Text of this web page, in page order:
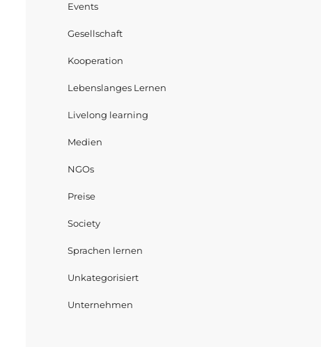
Events
Gesellschaft
Kooperation
Lebenslanges Lernen
Livelong learning
Medien
NGOs
Preise
Society
Sprachen lernen
Unkategorisiert
Unternehmen